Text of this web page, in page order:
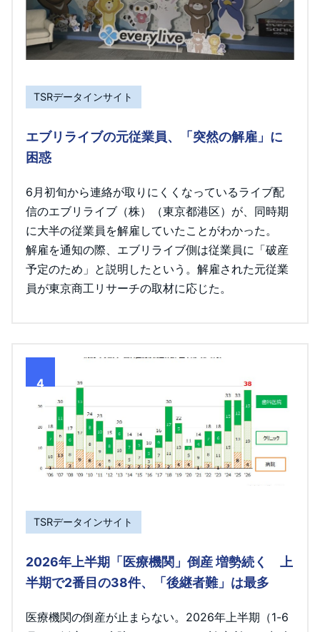
TSRデータインサイト
エブリライブの元従業員、「突然の解雇」に
困惑
6月初旬から連絡が取りにくくなっているライブ配
信のエブリライブ（株）（東京都港区）が、同時期
に大半の従業員を解雇していたことがわかった。
解雇を通知の際、エブリライブ側は従業員に「破産
予定のため」と説明したという。解雇された元従業
員が東京商工リサーチの取材に応じた。
4
TSRデータインサイト
2026年上半期「医療機関」倒産 増勢続く 上
半期で2番目の38件、「後継者難」は最多
医療機関の倒産が止まらない。2026年上半期（1-6